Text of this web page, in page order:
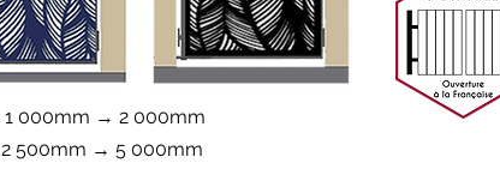
1 000mm → 2 000mm
2 500mm → 5 000mm